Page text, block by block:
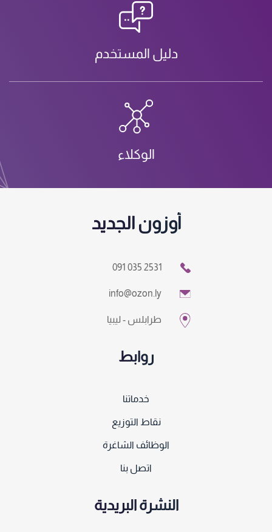
دليل المستخدم
الوكلاء
أوزون الجديد
091 035 2531
info@ozon.ly
طرابلس - ليبيا
روابط
خدماتنا
نقاط التوزيع
الوظائف الشاغرة
اتصل بنا
النشرة البريدية